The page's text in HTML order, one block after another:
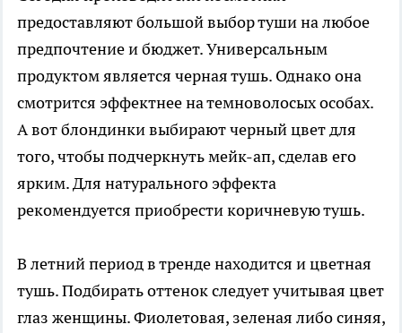
предоставляют большой выбор туши на любое
предпочтение и бюджет. Универсальным
продуктом является черная тушь. Однако она
смотрится эффектнее на темноволосых особах.
А вот блондинки выбирают черный цвет для
того, чтобы подчеркнуть мейк-ап, сделав его
ярким. Для натурального эффекта
рекомендуется приобрести коричневую тушь.
В летний период в тренде находится и цветная
тушь. Подбирать оттенок следует учитывая цвет
глаз женщины. Фиолетовая, зеленая либо синяя,